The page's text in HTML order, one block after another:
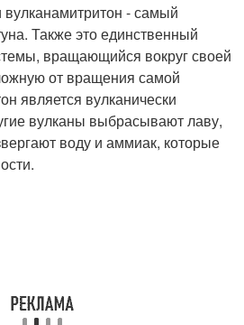
- самый
Также это единственный
вращающийся вокруг своей
от вращения самой
является вулканически
вулканы выбрасывают лаву,
воду и аммиак, которые